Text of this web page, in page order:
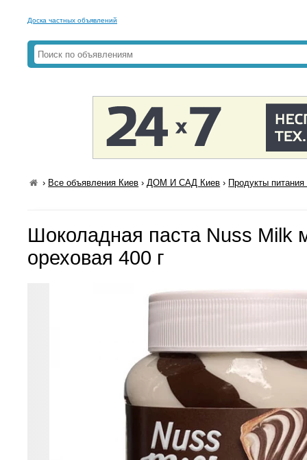
Доска частных объявлений
› Все объявления Киев ›ДОМ И САД Киев › Продукты
Шоколадная паста Nuss Milk
ореховая 400 г